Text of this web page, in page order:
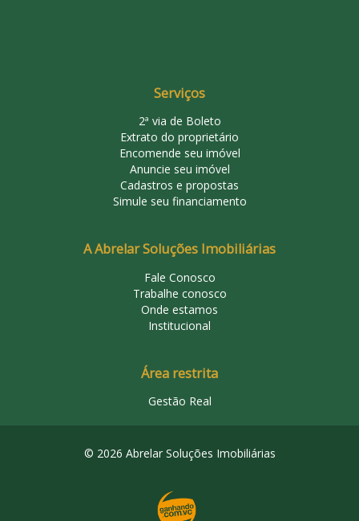
Serviços
2ª via de Boleto
Extrato do proprietário
Encomende seu imóvel
Anuncie seu imóvel
Cadastros e propostas
Simule seu financiamento
A Abrelar Soluções Imobiliárias
Fale Conosco
Trabalhe conosco
Onde estamos
Institucional
Área restrita
Gestão Real
© 2026 Abrelar Soluções Imobiliárias